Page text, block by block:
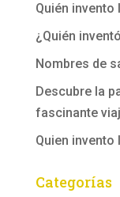
Quién
¿Quién
Nombres de
Descubre la
fascinante
Quien invento
Categorías